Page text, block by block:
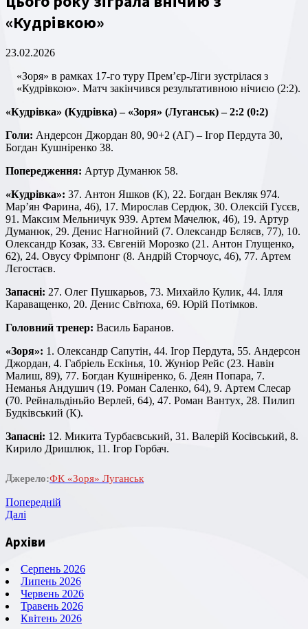
«Кудрівкою»
23.02.2026
«Зоря» в рамках 17-го туру Прем’єр-Ліги зустрілася з
«Кудрівкою». Матч закінчився результативною нічиєю (2:2).
«Кудрівка» (Кудрівка) – «Зоря» (Луганськ) – 2:2 (0:2)
Голи: Андерсон Джордан 80, 90+2 (АГ) – Ігор Пердута 30,
Богдан Кушніренко 38.
Попередження: Артур Думанюк 58.
«Кудрівка»: 37. Антон Яшков (К), 22. Богдан Векляк 974.
Мар’ян Фарина, 46), 17. Мирослав Сердюк, 30. Олексій Гусєв,
91. Максим Мельничук 939. Артем Мачелюк, 46), 19. Артур
Думанюк, 29. Денис Нагнойний (7. Олександр Бєляєв, 77), 10.
Олександр Козак, 33. Євгеній Морозко (21. Антон Глущенко,
62), 24. Овусу Фрімпонг (8. Андрій Сторчоус, 46), 77. Артем
Лєгостаєв.
Запасні: 27. Олег Пушкарьов, 73. Михайло Кулик, 44. Ілля
Караващенко, 20. Денис Світюха, 69. Юрій Потімков.
Головний тренер: Василь Баранов.
«Зоря»: 1. Олександр Сапутін, 44. Ігор Пердута, 55. Андерсон
Джордан, 4. Габріель Ескінья, 10. Жуніор Рейс (23. Навін
Малиш, 89), 77. Богдан Кушніренко, 6. Деян Попара, 7.
Неманья Андушич (19. Роман Саленко, 64), 9. Артем Слесар
(70. Рейнальдіньйо Верлей, 64), 47. Роман Вантух, 28. Пилип
Будківський (К).
Запасні: 12. Микита Турбаєвський, 31. Валерій Косівський, 8.
Кирило Дришлюк, 11. Ігор Горбач.
Джерело:ФК «Зоря» Луганськ
Навігація
Попередній
запис
Попередній
Наступний
Далі
Архіви
Серпень 2026
Липень 2026
Червень 2026
Травень 2026
Квітень 2026